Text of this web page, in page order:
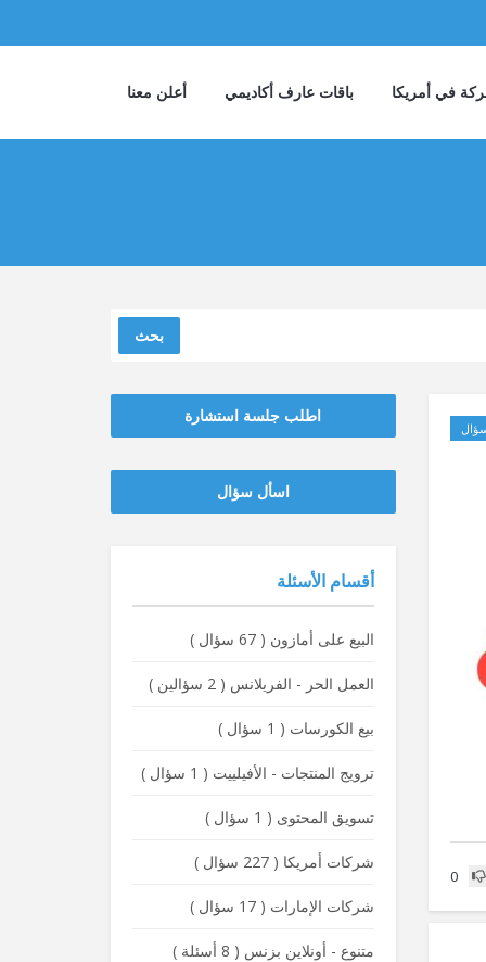
في أمريكا باقات عارف أكاديمي أعلن معنا
بحث
0
اطلب جلسة استشارة
‫‫اسأل سؤال
أقسام الأسئلة
البيع على أمازون (67 سؤال )
العمل الحر - الفريلانس (2 سؤالين )
بيع الكورسات ( 1 سؤال )
ترويج المنتجات - الأفيلييت ( 1 سؤال )
تسويق المحتوى ( 1 سؤال )
شركات أمريكا (227 سؤال )
شركات الإمارات (17 سؤال )
متنوع - أونلاين بزنس ( 8 أسئلة )